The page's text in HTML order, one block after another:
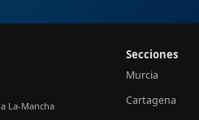
La-Mancha
Secciones
Murcia
Cartagena